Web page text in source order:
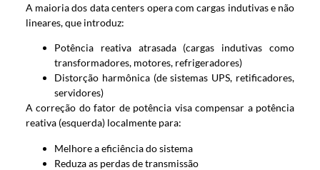
A maioria dos data centers opera com cargas indutivas e não
lineares, que introduz:
Potência reativa atrasada (cargas indutivas como
transformadores, motores, refrigeradores)
Distorção harmônica (de sistemas UPS, retificadores,
servidores)
A correção do fator de potência visa compensar a potência
reativa (esquerda) localmente para:
Melhore a eficiência do sistema
Reduza as perdas de transmissão